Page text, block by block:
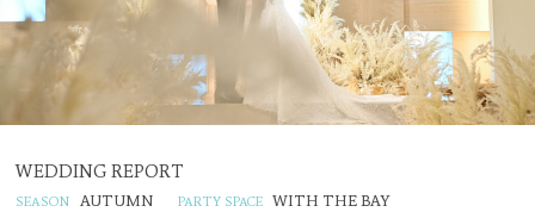
WEDDING REPORT
AUTUMN WITH THE BAY